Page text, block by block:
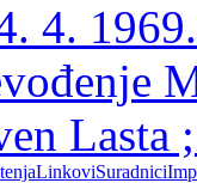
4.
Lasta
LinkoviSuradnici